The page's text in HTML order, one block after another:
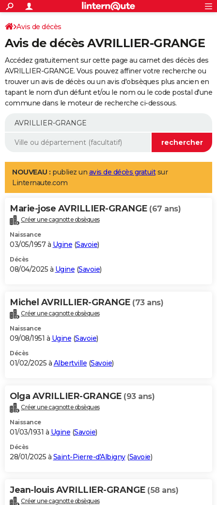
ACTUALITÉS
Politique
Société
Faits Divers
Education
Monde
Villes
+
SPORT
Coupe du monde 2026
Football
Tennis
Cyclisme
Rugby
Forum
Programme TV
TNT
Streaming
Cinéma
Sorties cinéma
Musique
+
FINANCE
Retraite
Epargne
Immobilier
Risques naturels par ville
Assurance
AUTO
Essais
Réserver un essai
Citadines
Berlines
SUV
Forum auto
+
Mobiles
Meilleur smartphone
Internet
Ordinateurs
Jeux vidéo
Guide high-tech
Aménagement intérieur
LIFESTYLE
Art de vivre
Bien-être
Loisirs
Mode
Modes de vie
Alimentation
Guide de la santé
Maladies
Médicaments
Sommeil
VOYAGE
Destinations
City break
Voyage nature
Voyage de noces
Forum
Climat
+PHOTO
GUIDES D'ACHAT
BONS PLANS
Carte de Noël
Carte Bonne année
Carte Saint-Valentin
Carte Pâques
Carte d'anniversaire
DICTIONNAIRE
Dictionnaire
Biographies
Citations
Expressions
Proverbes
PROGRAMME TV
S'inscrire
Se connecter
Lycées
Collèges
Primaires
Universités
Entreprises
Service militaire
Avis de recherche
AVIS DE DÉCÈS
Bricolage
Lifestyle
Culture
Sport
Auto
Television
Voyage
Cinema
Avis de décès
Avis de décès AVRILLIER-GRANGE
Accédez gratuitement sur cette page au carnet des décès des
AVRILLIER-GRANGE. Vous pouvez affiner votre recherche ou
trouver un avis de décès ou un avis d'obsèques plus ancien en
tapant le nom d'un défunt et/ou le nom ou le code postal d'une
commune dans le moteur de recherche ci-dessous.
NOUVEAU : publiez un avis de décès gratuitsur
Linternaute.com
Marie-jose AVRILLIER-GRANGE (67 ans)
Créer une cagnotte obsèques
Naissance
03/05/1957 à Ugine (Savoie)
Décès
08/04/2025 à Ugine (Savoie)
Michel AVRILLIER-GRANGE (73 ans)
Créer une cagnotte obsèques
Naissance
09/08/1951 à Ugine (Savoie)
Décès
01/02/2025 à Albertville (Savoie)
Olga AVRILLIER-GRANGE (93 ans)
Créer une cagnotte obsèques
Naissance
01/03/1931 à Ugine (Savoie)
Décès
28/01/2025 à Saint-Pierre-d'Albigny(Savoie)
Jean-louis AVRILLIER-GRANGE (58 ans)
Créer une cagnotte obsèques